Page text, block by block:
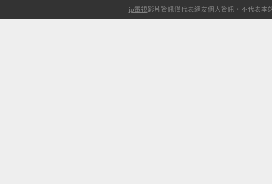
ip電視影片資訊僅代表網友個人資訊，不代表本